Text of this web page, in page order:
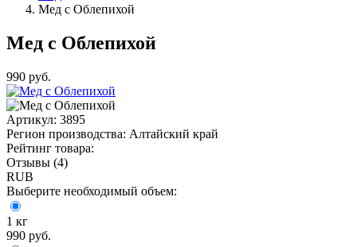
Мед с Облепихой
Мед с Облепихой
990 руб.
Артикул: 3895
Регион производства: Алтайский край
Рейтинг товара:
Отзывы (4)
RUB
Выберите необходимый объем:
1 кг
990 руб.